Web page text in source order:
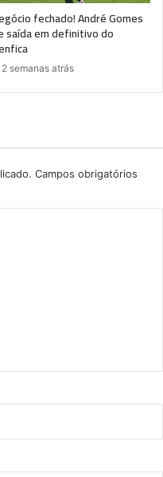
fechado! André Gomes
saída em definitivo do
2 semanas atrás
Campos obrigatórios